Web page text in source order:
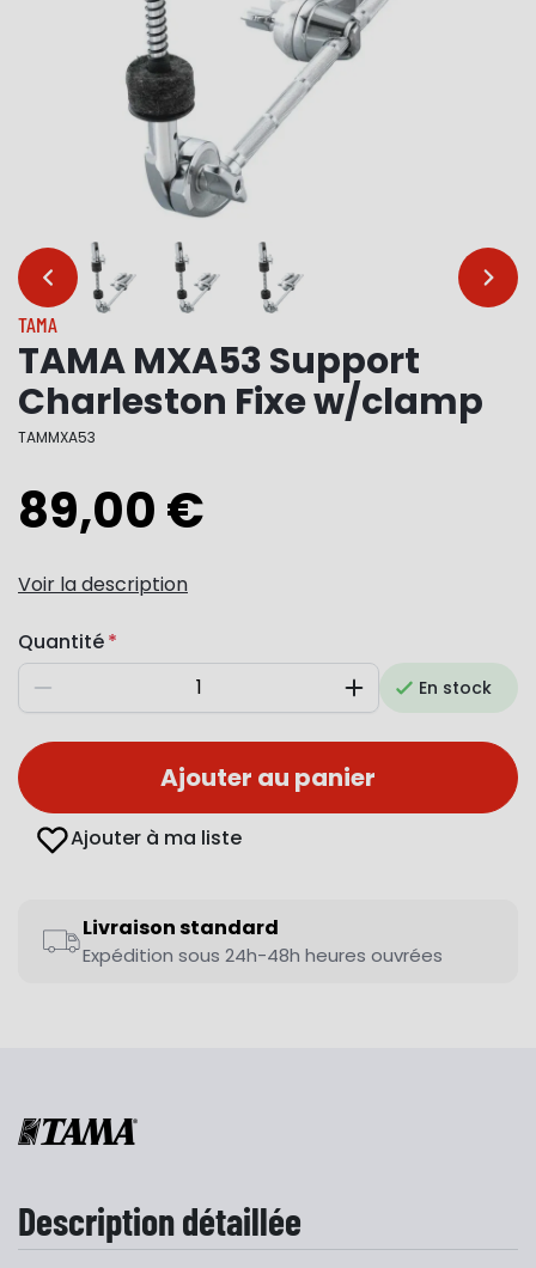
… …
TAMA
TAMA MXA53 Support
Charleston Fixe w/clamp
TAMMXA53
89,00 €
Voir la description
Quantité
Diminuer AugmenterEn stock
Ajouter au panier
Ajouter à ma liste
Livraison standard
Expédition sous 24h-48h heures ouvrées
Description détaillée